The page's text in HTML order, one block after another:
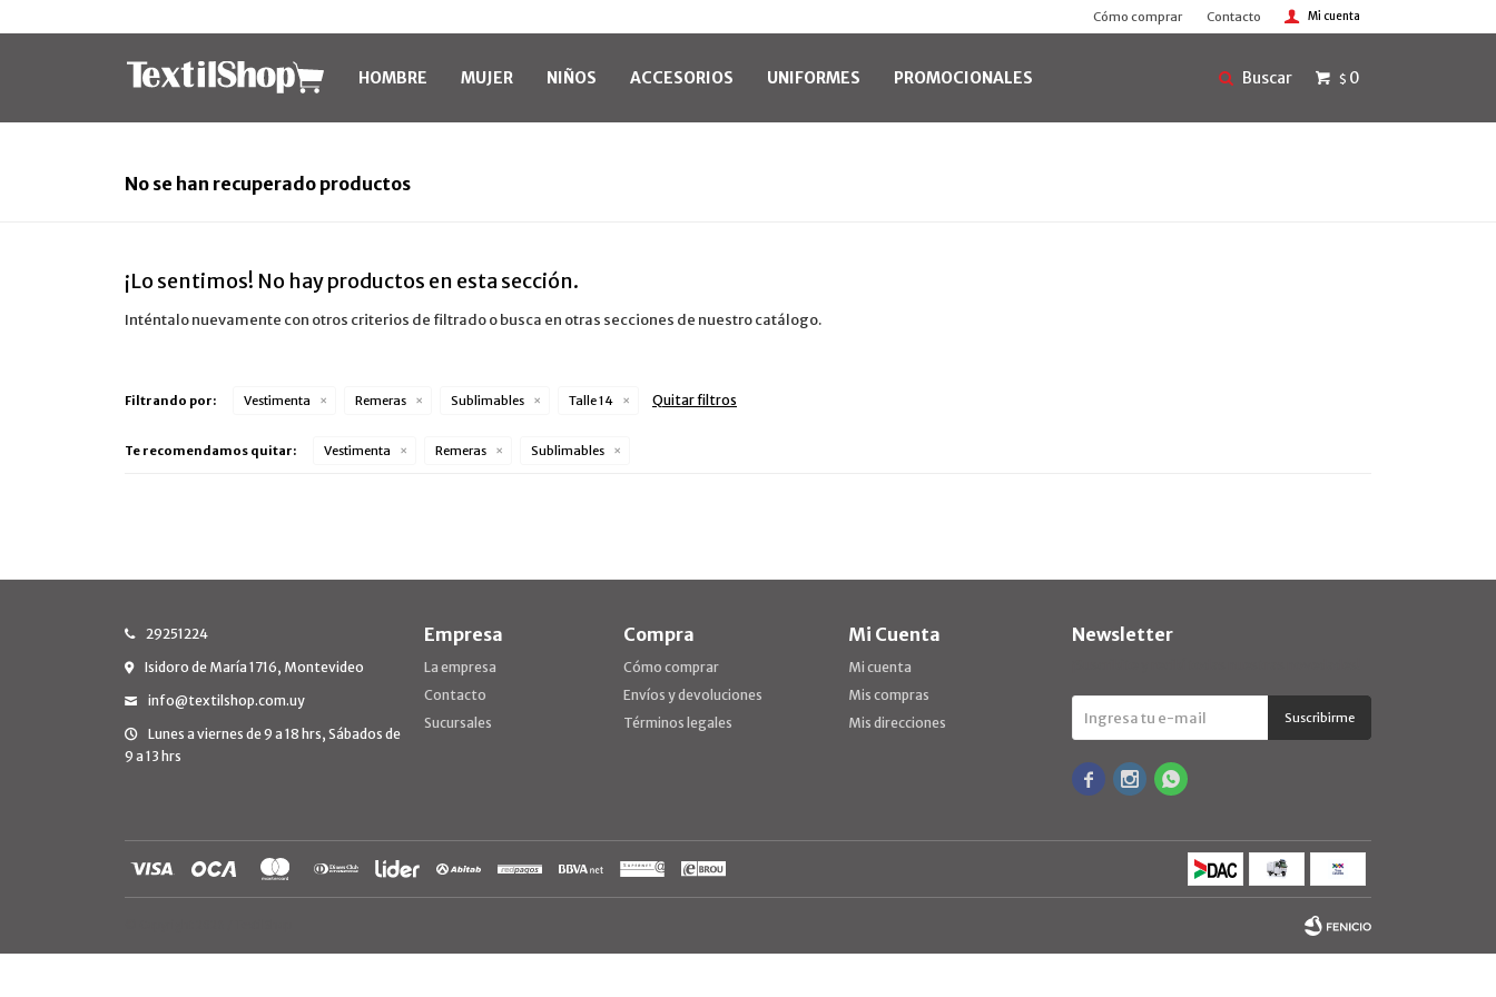
HOMBRE MUJER NIÑOS ACCESORIOS UNIFORMES PROMOCIONALES $ 0
Cómo comprar Contacto
No se han recuperado productos
¡Lo sentimos! No hay productos en esta sección.
Inténtalo nuevamente con otros criterios de filtrado o busca en otras secciones de nuestro catálogo.
Filtrando por: Vestimenta Remeras Sublimables Talle 14 Quitar filtros
Te recomendamos quitar: Vestimenta Remeras Sublimables
29251224
Isidoro de María 1716, Montevideo
info@textilshop.com.uy
Lunes a viernes de 9 a 18 hrs, Sábados de
9 a 13 hrs
Empresa
La empresa
Contacto
Sucursales
Compra
Cómo comprar
Envíos y devoluciones
Términos legales
Mi Cuenta
Mi cuenta
Mis compras
Mis direcciones
Newsletter
Suscribirme
  